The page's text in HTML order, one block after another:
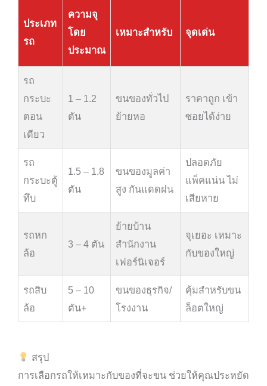
ประเภท
รถ
ความจุ
โดย
ประมาณ
เหมาะสำหรับ จุดเด่น
รถ
กระบะ
ตอน
เดียว
1 – 1.2
ตัน
ขนของทั่วไป
ย้ายหอ
ราคาถูก เข้า
ซอยได้ง่าย
รถ
กระบะตู้
ทึบ
1.5 – 1.8
ตัน
ขนของมูลค่า
สูง กันแดดฝน
ปลอดภัย
แพ็คแน่น ไม่
เสียหาย
รถหก
ล้อ
3 – 4 ตัน
ย้ายบ้าน
สำนักงาน
เฟอร์นิเจอร์
จุเยอะ เหมาะ
กับของใหญ่
รถสิบ
ล้อ
5 – 10
ตัน+
ขนของธุรกิจ/
โรงงาน
คุ้มสำหรับขน
ล็อตใหญ่
สรุป
การเลือกรถให้เหมาะกับของที่จะขน ช่วยให้คุณประหยัด